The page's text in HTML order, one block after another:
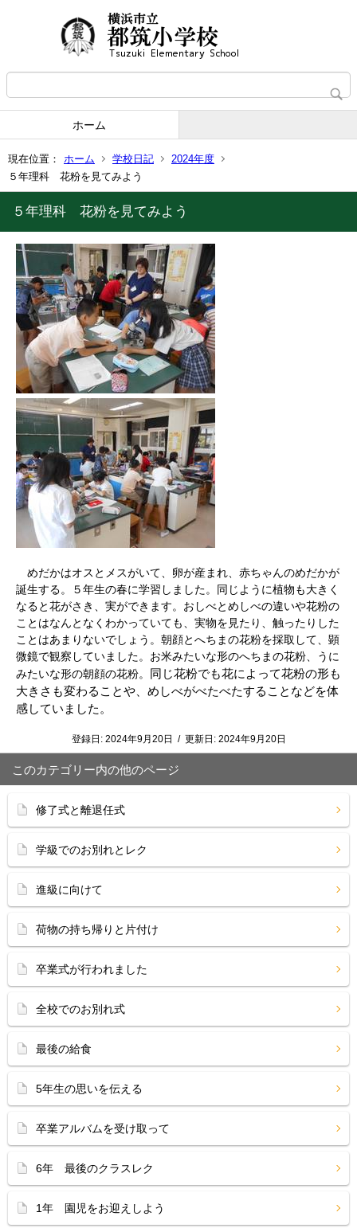
ホーム
現在位置： ホーム 学校日記
2024年度
５年理科 花粉を見てみよう
５年理科 花粉を見てみよう
めだかはオスとメスがいて、卵が産まれ、赤ちゃんのめだかが
誕生する。５年生の春に学習しました。同じように植物も大きく
なると花がさき、実ができます。おしべとめしべの違いや花粉の
ことはなんとなくわかっていても、実物を見たり、触ったりした
ことはあまりないでしょう。朝顔とへちまの花粉を採取して、顕
微鏡で観察していました。お米みたいな形のへちまの花粉、うに
みたいな形の朝顔の花粉。 同じ花粉でも花によって花粉の形も
大きさも変わることや、めしべがべたべたすることなどを体
感していました。
登録日: 2024年9月20日 / 更新日: 2024年9月20日
このカテゴリー内の他のページ
修了式と離退任式
学級でのお別れとレク
進級に向けて
荷物の持ち帰りと片付け
卒業式が行われました
全校でのお別れ式
最後の給食
5年生の思いを伝える
卒業アルバムを受け取って
6年 最後のクラスレク
1年 園児をお迎えしよう